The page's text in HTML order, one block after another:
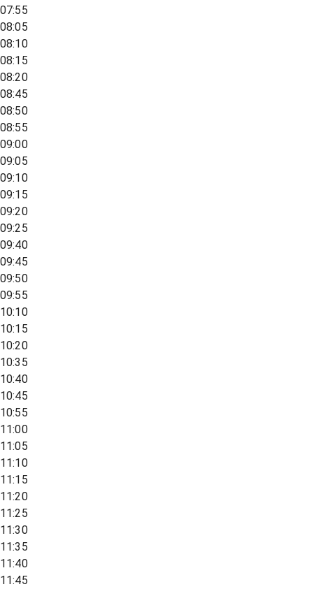
07:55
08:05
08:10
08:15
08:20
08:45
08:50
08:55
09:00
09:05
09:10
09:15
09:20
09:25
09:40
09:45
09:50
09:55
10:10
10:15
10:20
10:35
10:40
10:45
10:55
11:00
11:05
11:10
11:15
11:20
11:25
11:30
11:35
11:40
11:45